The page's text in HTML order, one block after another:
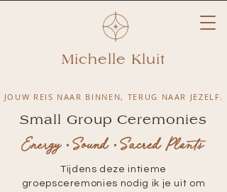
Michelle Kluit
JOUW REIS NAAR BINNEN, TERUG NAAR JEZELF.
Small Group Ceremonies
Energy • Sound • Sacred Plants
Tijdens deze intieme
groepsceremonies nodig ik je uit om